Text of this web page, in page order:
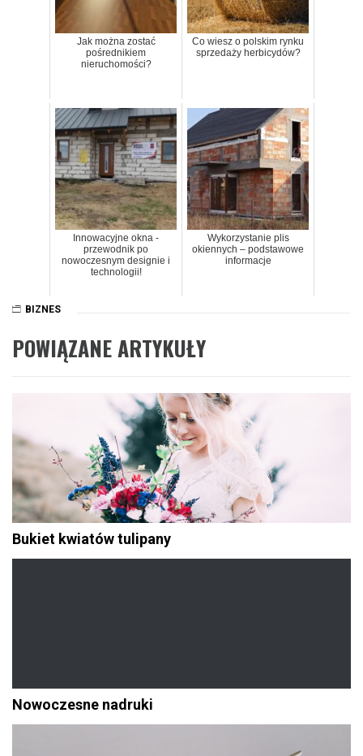
Jak można zostać
pośrednikiem
nieruchomości?
Co wiesz o polskim rynku
sprzedaży herbicydów?
Innowacyjne okna -
przewodnik po
nowoczesnym designie i
technologii!
Wykorzystanie plis
okiennych – podstawowe
informacje
BIZNES
POWIĄZANE ARTYKUŁY
Bukiet kwiatów tulipany
Nowoczesne nadruki